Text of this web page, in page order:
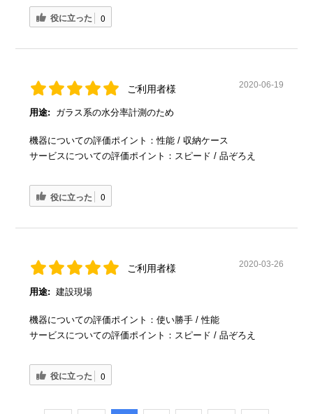
役に立った 0
ご利用者様 2020-06-19
用途: ガラス系の水分率計測のため
機器についての評価ポイント：性能 / 収納ケース
サービスについての評価ポイント：スピード / 品ぞろえ
役に立った 0
ご利用者様 2020-03-26
用途: 建設現場
機器についての評価ポイント：使い勝手 / 性能
サービスについての評価ポイント：スピード / 品ぞろえ
役に立った 0